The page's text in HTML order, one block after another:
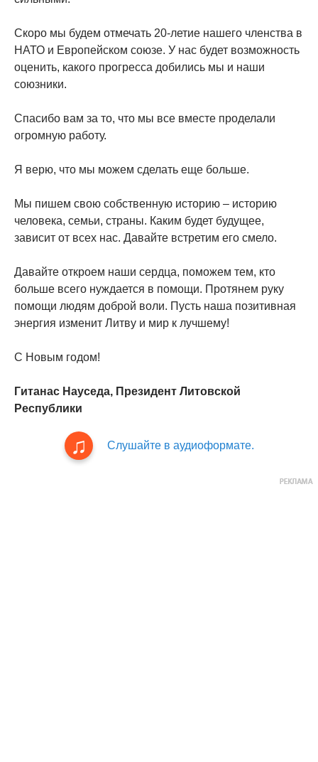
Скоро мы будем отмечать 20-летие нашего членства в
НАТО и Европейском союзе. У нас будет возможность
оценить, какого прогресса добились мы и наши
союзники.
Спасибо вам за то, что мы все вместе проделали
огромную работу.
Я верю, что мы можем сделать еще больше.
Мы пишем свою собственную историю – историю
человека, семьи, страны. Каким будет будущее,
зависит от всех нас. Давайте встретим его смело.
Давайте откроем наши сердца, поможем тем, кто
больше всего нуждается в помощи. Протянем руку
помощи людям доброй воли. Пусть наша позитивная
энергия изменит Литву и мир к лучшему!
С Новым годом!
Гитанас Науседа, Президент Литовской
Республики
Слушайте в аудиоформате.